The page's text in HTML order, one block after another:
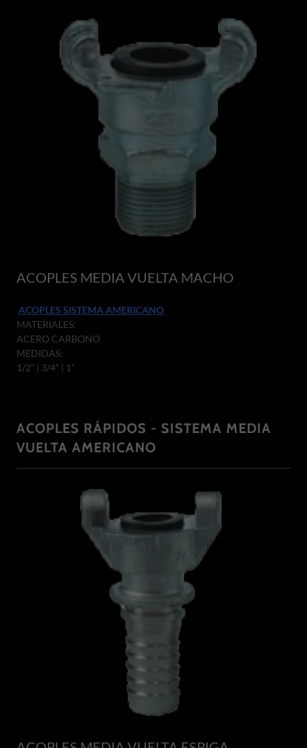
ACOPLES MEDIA VUELTA MACHO
ACOPLES SISTEMA AMERICANO
MATERIALES:
ACERO CARBONO
MEDIDAS:
1/2” | 3/4” | 1”
ACOPLES RÁPIDOS - SISTEMA MEDIA
VUELTA AMERICANO